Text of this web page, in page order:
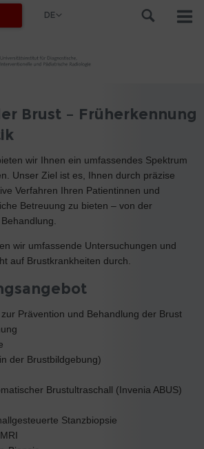
DE
Brust – Früherkennung
wir Ihnen ein umfassendes Spektrum
Unser Ziel ist es, Ihnen durch präzise
Verfahren Ihren Patientinnen und
Betreuung zu bieten – von der
wir umfassende Untersuchungen und
auf Brustkrankheiten durch.
Prävention und Behandlung der Brust
der Brustbildgebung)
Brustultraschall (Invenia ABUS)
Stanzbiopsie